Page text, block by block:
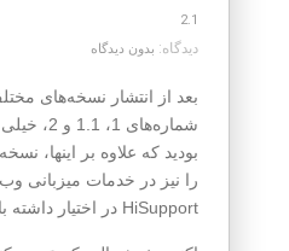
2.1
دیدگاه: بدون دیدگاه
شماره‌های
را نیز در خدمات میزبانی
HiSupport در اختیار داشته باشید.